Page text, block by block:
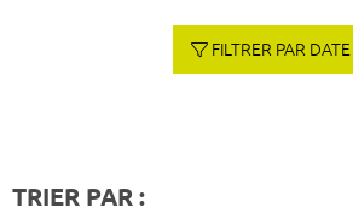
FILTRER PAR DATE
TRIER PAR :